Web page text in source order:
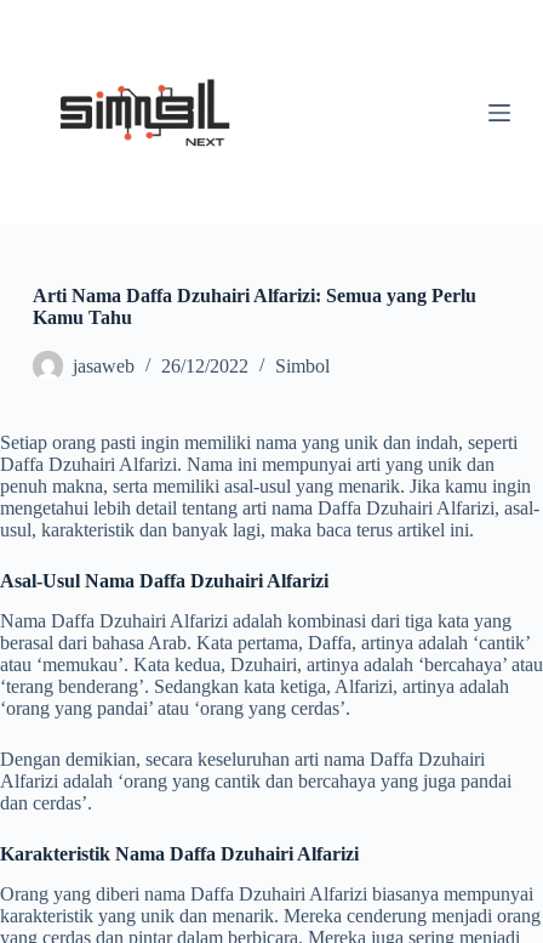
Arti Nama Daffa Dzuhairi Alfarizi: Semua yang Perlu
Kamu Tahu
jasaweb 26/12/2022 Simbol
Setiap orang pasti ingin memiliki nama yang unik dan indah, seperti
Daffa Dzuhairi Alfarizi. Nama ini mempunyai arti yang unik dan
penuh makna, serta memiliki asal-usul yang menarik. Jika kamu ingin
mengetahui lebih detail tentang arti nama Daffa Dzuhairi Alfarizi, asal-
usul, karakteristik dan banyak lagi, maka baca terus artikel ini.
Asal-Usul Nama Daffa Dzuhairi Alfarizi
Nama Daffa Dzuhairi Alfarizi adalah kombinasi dari tiga kata yang
berasal dari bahasa Arab. Kata pertama, Daffa, artinya adalah ‘cantik’
atau ‘memukau’. Kata kedua, Dzuhairi, artinya adalah ‘bercahaya’ atau
‘terang benderang’. Sedangkan kata ketiga, Alfarizi, artinya adalah
‘orang yang pandai’ atau ‘orang yang cerdas’.
Dengan demikian, secara keseluruhan arti nama Daffa Dzuhairi
Alfarizi adalah ‘orang yang cantik dan bercahaya yang juga pandai
dan cerdas’.
Karakteristik Nama Daffa Dzuhairi Alfarizi
Orang yang diberi nama Daffa Dzuhairi Alfarizi biasanya mempunyai
karakteristik yang unik dan menarik. Mereka cenderung menjadi orang
yang cerdas dan pintar dalam berbicara. Mereka juga sering menjadi